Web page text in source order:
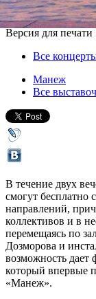
29 декабря 2017,
Версия для печати
Все
Манеж
Все
В течение двух
смогут
направлений,
коллективов и в
перемещаясь по
Дозморова и
возможность дает
который впервые
«Манеж».